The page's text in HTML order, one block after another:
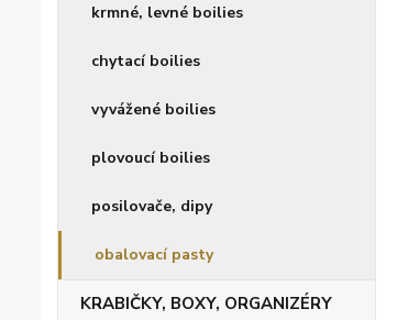
krmné, levné boilies
chytací boilies
vyvážené boilies
plovoucí boilies
posilovače, dipy
obalovací pasty
KRABIČKY, BOXY, ORGANIZÉRY